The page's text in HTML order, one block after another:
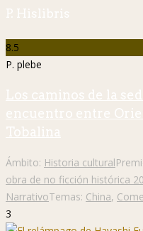
P. Hislibris
8.5
P. plebe
Los caminos de la
encuentro entre
Tobalina
Ámbito: Historia cultural
obra de no ficción histórica
NarrativoTemas: China,
3